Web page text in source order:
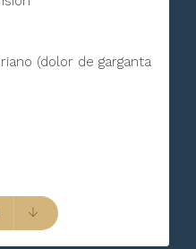
(dolor de garganta